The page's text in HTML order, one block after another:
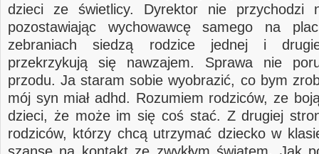
dzieci ze świetlicy. Dyrektor nie przychodzi
pozostawiając wychowawcę samego na
zebraniach siedzą rodzice jednej i
przekrzykują się nawzajem. Sprawa nie
przodu. Ja staram sobie wyobrazić, co bym
mój syn miał adhd. Rozumiem rodziców, ze
dzieci, że może im się coś stać. Z drugiej
rodziców, którzy chcą utrzymać dziecko w